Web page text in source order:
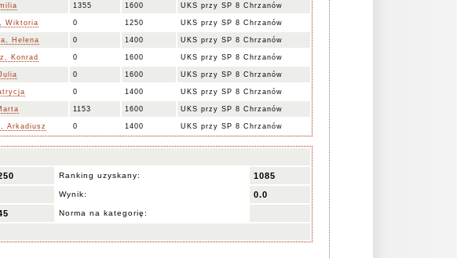
1355 1600 UKS przy SP 8 Chrzanów
Wiktoria 0 1250 UKS przy SP 8 Chrzanów
Helena 0 1400 UKS przy SP 8 Chrzanów
Konrad 0 1600 UKS przy SP 8 Chrzanów
0 1600 UKS przy SP 8 Chrzanów
0 1400 UKS przy SP 8 Chrzanów
1153 1600 UKS przy SP 8 Chrzanów
Arkadiusz 0 1400 UKS przy SP 8 Chrzanów
Ranking uzyskany: 1085
Wynik: 0.0
Norma na kategorię: